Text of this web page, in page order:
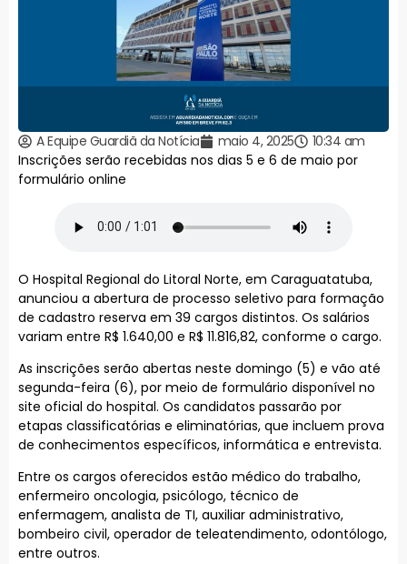
A Equipe Guardiã da Notícia maio 4, 2025
10:34 am
Inscrições serão recebidas nos dias 5 e 6 de maio por
formulário online
O Hospital Regional do Litoral Norte, em Caraguatatuba,
anunciou a abertura de processo seletivo para formação
de cadastro reserva em 39 cargos distintos. Os salários
variam entre R$ 1.640,00 e R$ 11.816,82, conforme o cargo.
As inscrições serão abertas neste domingo (5) e vão até
segunda-feira (6), por meio de formulário disponível no
site oficial do hospital. Os candidatos passarão por
etapas classificatórias e eliminatórias, que incluem prova
de conhecimentos específicos, informática e entrevista.
Entre os cargos oferecidos estão médico do trabalho,
enfermeiro oncologia, psicólogo, técnico de
enfermagem, analista de TI, auxiliar administrativo,
bombeiro civil, operador de teleatendimento, odontólogo,
entre outros.